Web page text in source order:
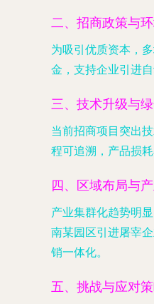
二、招商政策与
为吸引优质资本，
金，支持企业引进
三、技术升级与
当前招商项目突出
程可追溯，产品损
四、区域布局与
产业集群化趋势明
南某园区引进屠宰
销一体化。
五、挑战与应对